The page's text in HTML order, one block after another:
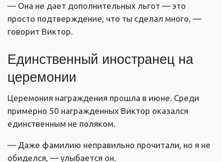
— Она не дает дополнительных льгот — это
просто подтверждение, что ты сделал много, —
говорит Виктор.
Единственный иностранец на
церемонии
Церемония награждения прошла в июне. Среди
примерно 50 награжденных Виктор оказался
единственным не поляком.
— Даже фамилию неправильно прочитали, но я не
обиделся, — улыбается он.